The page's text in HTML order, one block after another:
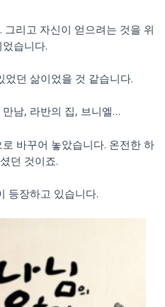
리고 자신이 얻으려는 것을 위
습니다.
던 삶이었을 것 같습니다.
남, 라반의 집, 브니엘…
바꾸어 놓았습니다. 온전한 하
던 것이죠.
등장하고 있습니다.